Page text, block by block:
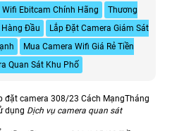
Ebitcam Chính Hãng
Thương
Hàng Đầu
Lắp Đặt Camera Giám Sát
Mua Camera Wifi Giá Rẻ Tiền
Quan Sát Khu Phố
đặt camera 308/23 Cách MạngTháng
dụng Dịch vụ camera quan sát